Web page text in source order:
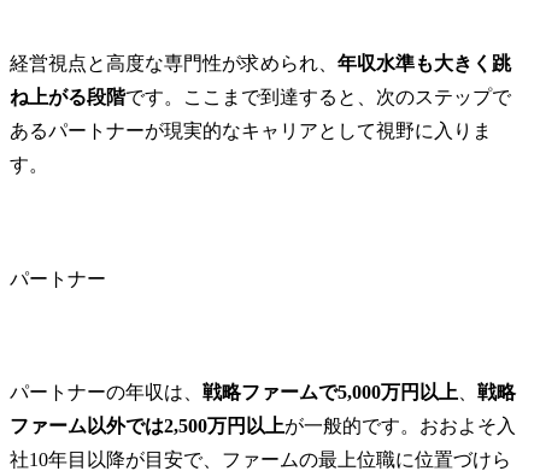
経営視点と高度な専門性が求められ、 年収水準も大きく跳
ね上がる段階です。ここまで到達すると、次のステップで
あるパートナーが現実的なキャリアとして視野に入りま
す。
パートナー
パートナーの年収は、 戦略ファームで5,000万円以上
戦略
ファーム以外では2,500万円以上が一般的です。おおよそ入
社10年目以降が目安で、ファームの最上位職に位置づけら